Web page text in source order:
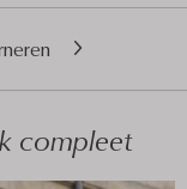
compleet